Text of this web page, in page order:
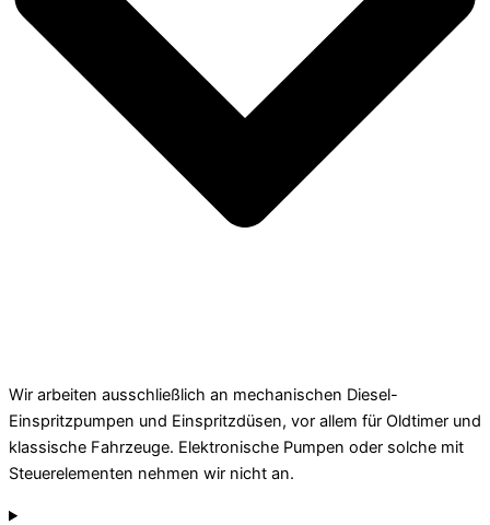
Wir arbeiten ausschließlich an mechanischen Diesel-
Einspritzpumpen und Einspritzdüsen, vor allem für Oldtimer und
klassische Fahrzeuge. Elektronische Pumpen oder solche mit
Steuerelementen nehmen wir nicht an.